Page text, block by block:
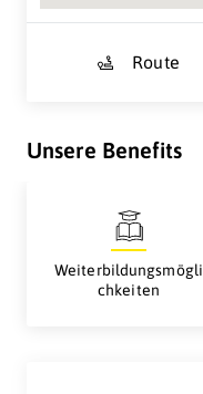
Route
Unsere Benefits
Weiterbildungsmögli
chkeiten